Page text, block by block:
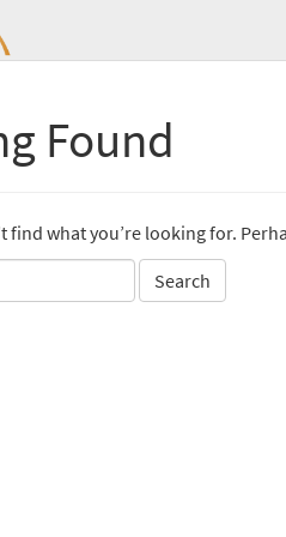
Found
find what you’re looking for.